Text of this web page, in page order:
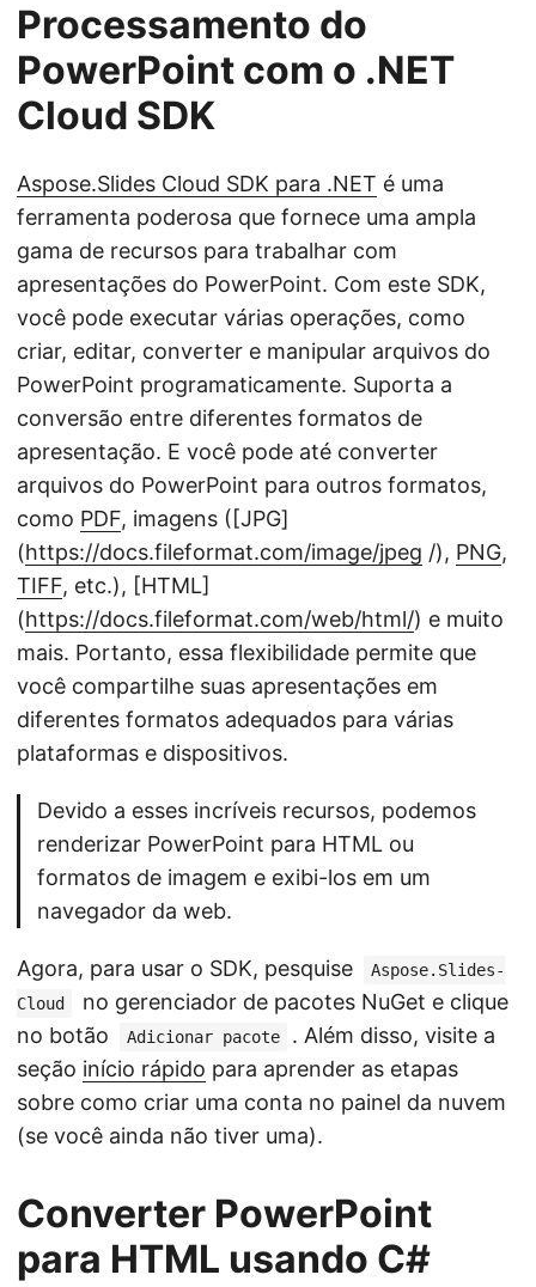
Processamento do
PowerPoint com o .NET
Cloud SDK
Aspose.Slides Cloud SDK para .NET é uma
ferramenta poderosa que fornece uma ampla
gama de recursos para trabalhar com
apresentações do PowerPoint. Com este SDK,
você pode executar várias operações, como
criar, editar, converter e manipular arquivos do
PowerPoint programaticamente. Suporta a
conversão entre diferentes formatos de
apresentação. E você pode até converter
arquivos do PowerPoint para outros formatos,
como PDF, imagens ([JPG]
(https://docs.fileformat.com/image/jpeg /), PNG,
TIFF, etc.), [HTML]
(https://docs.fileformat.com/web/html/) e muito
mais. Portanto, essa flexibilidade permite que
você compartilhe suas apresentações em
diferentes formatos adequados para várias
plataformas e dispositivos.
Devido a esses incríveis recursos, podemos
renderizar PowerPoint para HTML ou
formatos de imagem e exibi-los em um
navegador da web.
Agora, para usar o SDK, pesquise
Aspose.Slides-
Cloud
no gerenciador de pacotes NuGet e clique
no botão
Adicionar pacote
. Além disso, visite a
seção início rápido para aprender as etapas
sobre como criar uma conta no painel da nuvem
(se você ainda não tiver uma).
Converter PowerPoint
para HTML usando C#